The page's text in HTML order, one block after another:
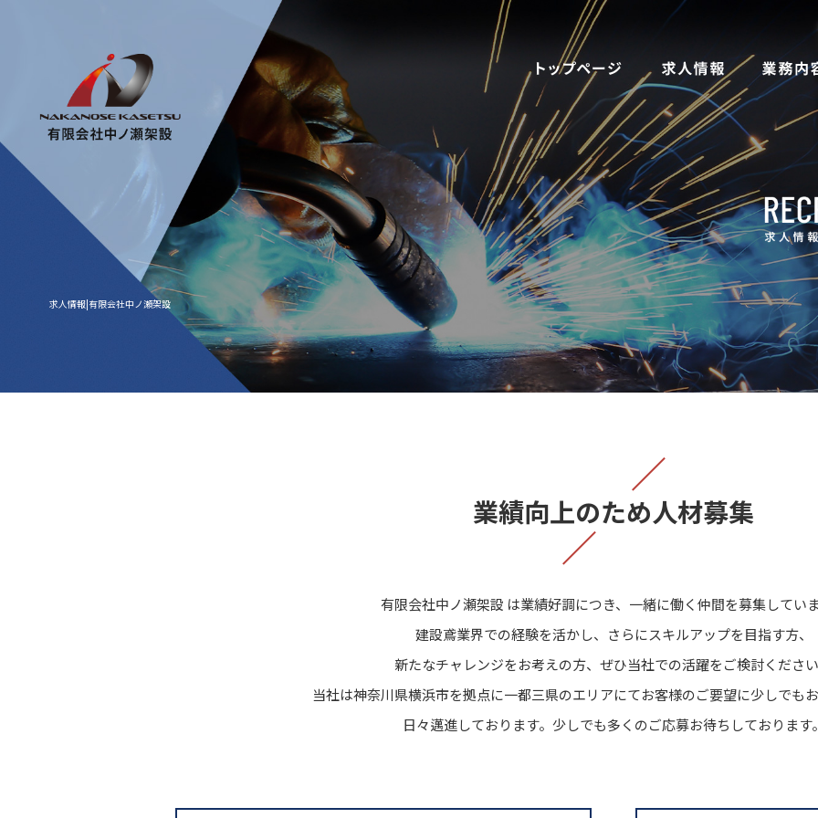
求人情報|有限会社中ノ瀬架設
業績向上のため人材募集
有限会社中ノ瀬架設 は業績好調につき、一緒に働く仲間を募集していま
建設鳶業界での経験を活かし、さらにスキルアップを目指す方、
新たなチャレンジをお考えの方、ぜひ当社での活躍をご検討ください
当社は神奈川県横浜市を拠点に一都三県のエリアにてお客様のご要望に少しでもお
日々邁進しております。少しでも多くのご応募お待ちしております。